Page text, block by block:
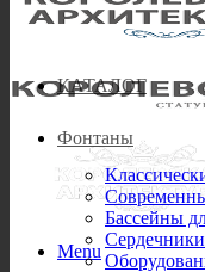
Menu
КАТАЛОГ
Фонтаны
Бассейны